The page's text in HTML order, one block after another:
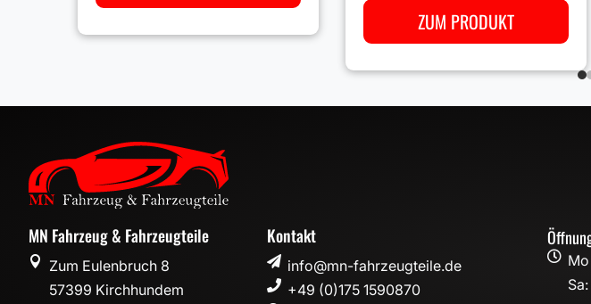
ZUM PRODUKT
MN Fahrzeug & Fahrzeugteile

Zum Eulenbruch 8
57399 Kirchhundem
Kontakt
 info@mn-fahrzeugteile.de
 +49 (0)175 1590870
 Mo